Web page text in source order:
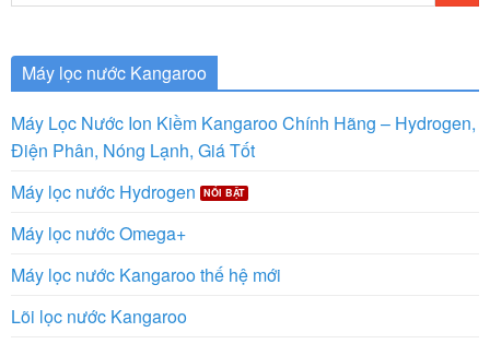
Máy lọc nước Kangaroo
Máy Lọc Nước Ion Kiềm Kangaroo Chính Hãng – Hydrogen,
Điện Phân, Nóng Lạnh, Giá Tốt
Máy lọc nước Hydrogen
Máy lọc nước Omega+
Máy lọc nước Kangaroo thế hệ mới
Lõi lọc nước Kangaroo